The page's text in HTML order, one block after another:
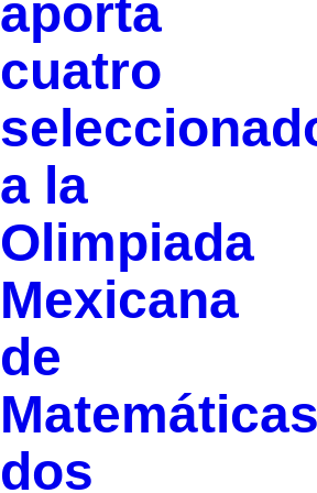
aporta
cuatro
a la
Olimpiada
Mexicana
de
dos